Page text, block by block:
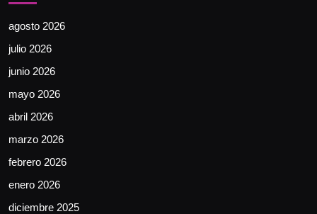
agosto 2026
julio 2026
junio 2026
mayo 2026
abril 2026
marzo 2026
febrero 2026
enero 2026
diciembre 2025